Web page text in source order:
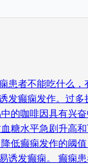
者不能吃什么
发癫痫发作。过
的咖啡因具有兴
糖水平急剧升高
低癫痫发作的阈
发癫痫。 癫痫